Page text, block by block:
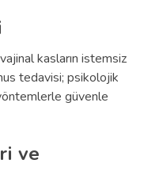
kasların istemsiz
tedavisi; psikolojik
güvenle
ve